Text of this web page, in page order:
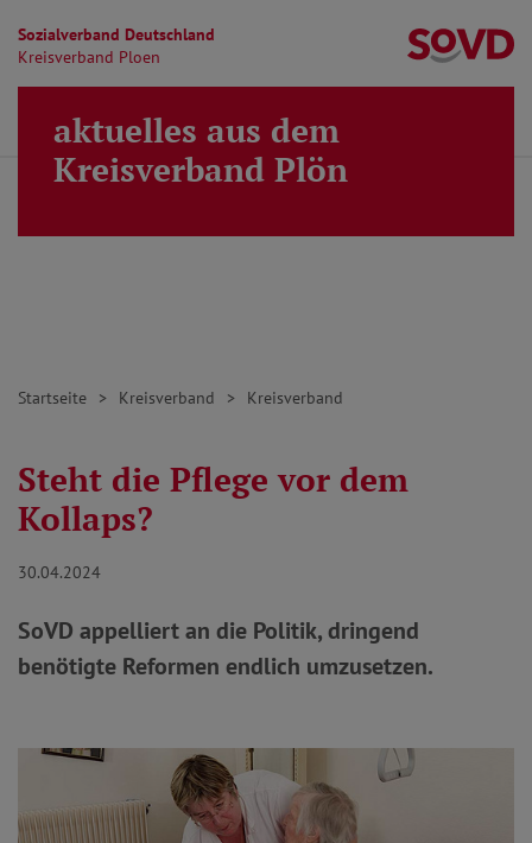
Sozialverband Deutschland
Kreisverband Ploen
Direkt zu den Inhalten springen
MENÜ
aktuelles aus dem
Kreisverband Plön
Startseite Kreisverband Kreisverband
Steht die Pflege vor dem
Kollaps?
30.04.2024
SoVD appelliert an die Politik, dringend
benötigte Reformen endlich umzusetzen.